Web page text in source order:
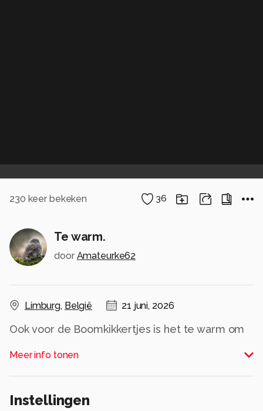
230 keer bekeken 36
Te warm.
door Amateurke62
Limburg, België 21 juni, 2026
Ook voor de Boomkikkertjes is het te warm om
Meer info tonen
Instellingen